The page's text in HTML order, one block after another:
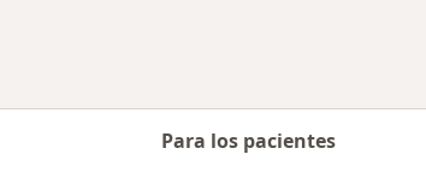
Para los pacientes